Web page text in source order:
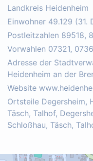
Landkreis Heidenheim
Einwohner 49.129 (31.
Postleitzahlen 89518,
Vorwahlen 07321,
Adresse der
Heidenheim an der
Website
Ortsteile Degersheim,
Täsch, Talhof,
Schloßhau, Täsch,